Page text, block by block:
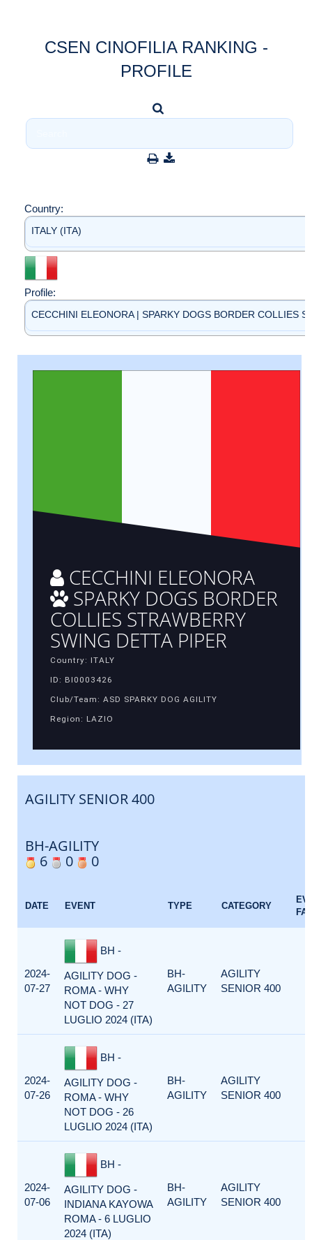
CSEN CINOFILIA RANKING -
PROFILE
Country:
ITALY (ITA)
Profile:
CECCHINI ELEONORA | SPARKY DOGS BORDER COLLIES
CECCHINI ELEONORA
SPARKY DOGS BORDER
COLLIES STRAWBERRY
SWING DETTA PIPER
Country: ITALY
ID: BI0003426
Club/Team: ASD SPARKY DOG AGILITY
Region: LAZIO
AGILITY SENIOR 400
BH-AGILITY
6
0 0
DATE EVENT TYPE CATEGORY
2024-
07-27
BH -
AGILITY DOG -
ROMA - WHY
NOT DOG - 27
LUGLIO 2024 (ITA)
BH-
AGILITY
AGILITY
SENIOR 400
2024-
07-26
BH -
AGILITY DOG -
ROMA - WHY
NOT DOG - 26
LUGLIO 2024 (ITA)
BH-
AGILITY
AGILITY
SENIOR 400
2024-
07-06
BH -
AGILITY DOG -
INDIANA KAYOWA
ROMA - 6 LUGLIO
2024 (ITA)
BH-
AGILITY
AGILITY
SENIOR 400